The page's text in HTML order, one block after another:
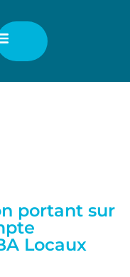
portant sur
Locaux